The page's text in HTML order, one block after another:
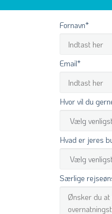
Fornavn*
Email*
Hvor vil du
Hvad er jeres
Særlige